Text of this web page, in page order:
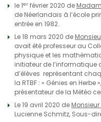
le 1er février 2020 de
de Néerlandais à l’école
entrée en 1982.
Le 18 mars 2020 de
avait été professeur au
physique et les
initiateur de l’informatique
d’élèves représentant
la RTBF : « Génies en
présentateur de la Météo
Le 19 avril 2020 de Monsieur
Lucienne Schmitz, Sous-